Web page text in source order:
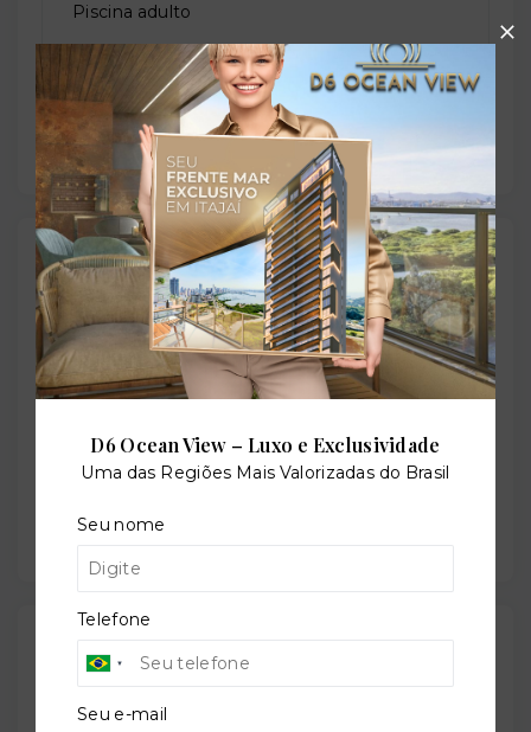
Piscina adulto
Playground
Valores
Aceita Financiamento:
Minha Casa Minha Vida:
Outras Informações
Referência:
D6 Ocean View – Luxo e Exclusividade
Uma das Regiões Mais Valorizadas do Brasil
Seu nome
Telefone
Seu e-mail